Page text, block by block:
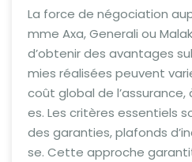
La force de négociation
mme Axa, Generali ou
d’obtenir des avantages
mies réalisées peuvent
coût global de
es. Les critères essentiels
des garanties, plafonds
se. Cette approche